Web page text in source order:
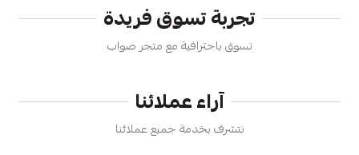
تجربة تسوق فريدة
تسوق باحترافية مع متجر صواب
آراء عملائنا
نتشرف بخدمة جميع عملائنا